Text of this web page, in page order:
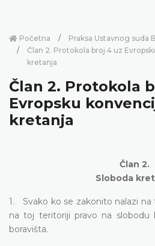
Početna
Praksa Ustavnog suda
Član 2. Protokola broj 4 uz
kretanja
Član 2. Protokola
Evropsku
kretanja
Član 2.
Sloboda
1. Svako ko se zakonito nalazi
na toj teritoriji pravo na slobodu
boravišta.